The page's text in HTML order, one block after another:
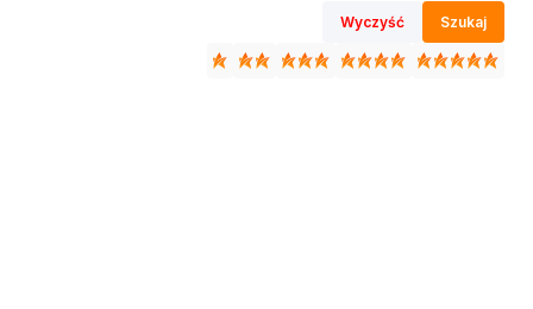
Wyczyść Szukaj